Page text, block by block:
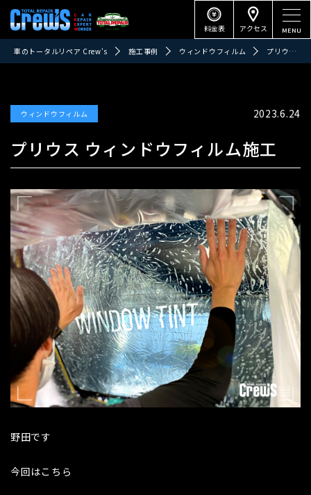
料金表 アクセス
車のトータルリペア Crew's 施工事例 ウィンドウフィルム プリウス ウィンドウフィルム施工
ウィンドウフィルム 2023.6.24
プリウス ウィンドウフィルム施工
野田です
今回はこちら